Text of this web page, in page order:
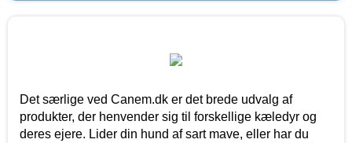
Det særlige ved Canem.dk er det brede udvalg af
produkter, der henvender sig til forskellige kæledyr og
deres ejere. Lider din hund af sart mave, eller har du